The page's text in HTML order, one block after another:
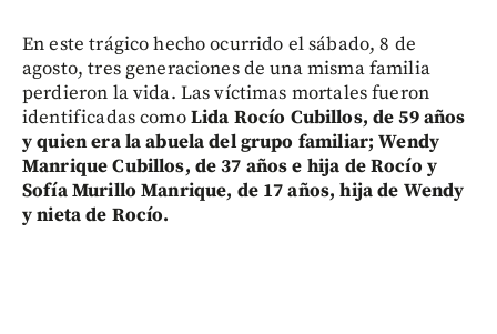
En este trágico hecho ocurrido el sábado, 8 de
agosto, tres generaciones de una misma familia
perdieron la vida. Las víctimas mortales fueron
identificadas comoLida Rocío Cubillos, de 59 años
y quien era la abuela del grupo familiar; Wendy
Manrique Cubillos, de 37 años e hija de Rocío y
Sofía Murillo Manrique, de 17 años, hija de Wendy
y nieta de Rocío.